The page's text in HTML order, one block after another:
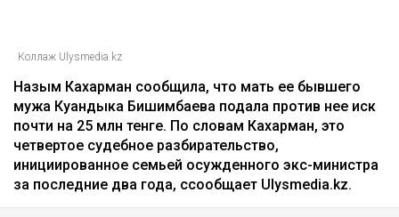
25 миллионов требует с Назым
Кахарман мать Бишимбаева
Зарина Файзулина 06.08.2026, 08:58